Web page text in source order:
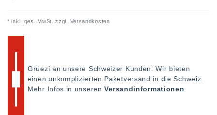
* inkl. ges. MwSt. zzgl. Versandkosten
Grüezi an unsere Schweizer Kunden: Wir bieten
einen unkomplizierten Paketversand in die Schweiz.
Mehr Infos in unserenVersandinformationen